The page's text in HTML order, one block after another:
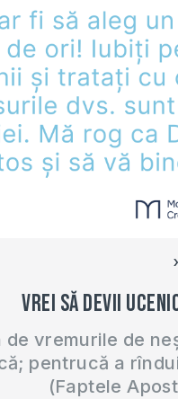
‹
Vrei să devii
de vremurile de
pentrucă a
(Faptele